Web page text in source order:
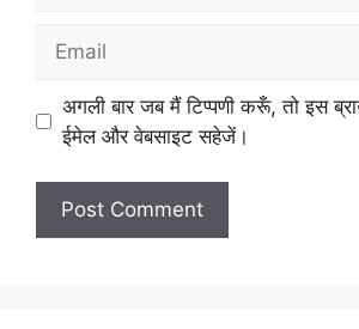
अगली बार जब मैं टिप्पणी करूँ, तो इस
ईमेल और वेबसाइट सहेजें।